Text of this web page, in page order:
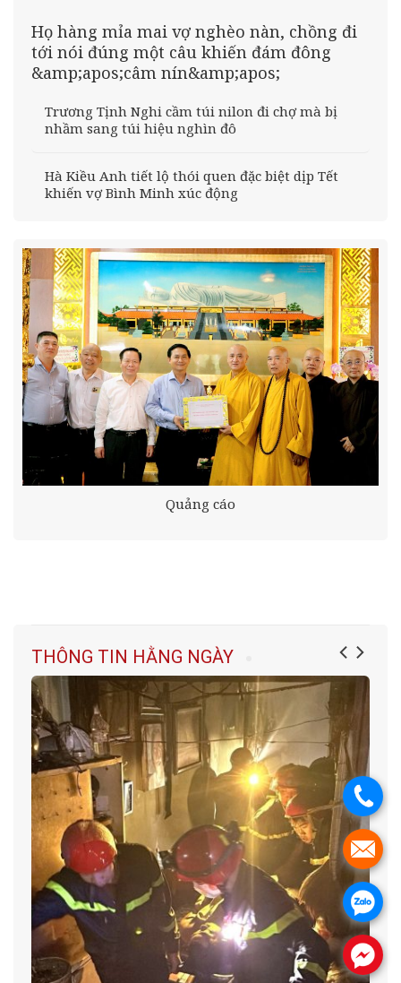
Họ hàng mỉa mai vợ nghèo nàn, chồng đi
tới nói đúng một câu khiến đám đông
&amp;apos;câm nín&amp;apos;
Trương Tịnh Nghi cầm túi nilon đi chợ mà bị
nhầm sang túi hiệu nghìn đô
Hà Kiều Anh tiết lộ thói quen đặc biệt dịp Tết
khiến vợ Bình Minh xúc động
Quảng cáo
THÔNG TIN HẰNG NGÀY
.
.
.
.